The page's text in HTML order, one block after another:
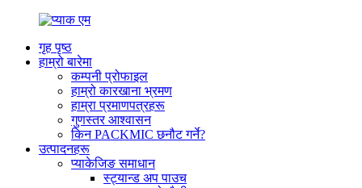
गृह पृष्ठ
हाम्रो बारेमा
कम्पनी प्रोफाइल
हाम्रो कारखाना भ्रमण
हाम्रा प्रमाणपत्रहरू
गुणस्तर आश्वासन
किन PACKMIC छनौट गर्ने?
उत्पादनहरू
प्याकेजिङ समाधान
स्ट्यान्ड अप पाउच